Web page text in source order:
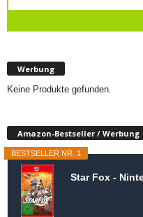
Werbung
Keine Produkte gefunden.
Amazon-Bestseller / Werbung
BESTSELLER NR. 1
Star Fox -